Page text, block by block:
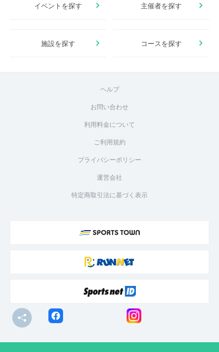
イベントを探す 主催者を探す
施設を探す コースを探す
ヘルプ
お問い合わせ
利用料金について
ご利用規約
プライバシーポリシー
運営会社
特定商取引法に基づく表示